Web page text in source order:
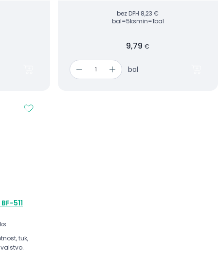
bez DPH 8,23 €
bal=5ksmin=1bal
9,79€
bal
511
tuk,